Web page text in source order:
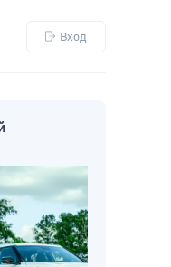
Вход